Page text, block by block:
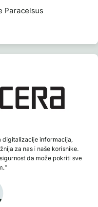
Paracelsus
digitalizacije informacija,
za nas i naše korisnike.
da može pokriti sve